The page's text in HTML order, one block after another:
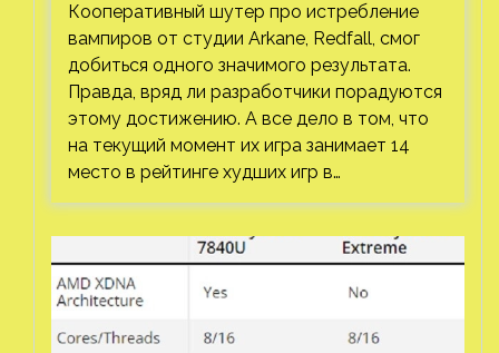
Кооперативный шутер про истребление
вампиров от студии Arkane, Redfall, смог
добиться одного значимого результата.
Правда, вряд ли разработчики порадуются
этому достижению. А все дело в том, что
на текущий момент их игра занимает 14
место в рейтинге худших игр в…